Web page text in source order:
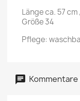
Länge ca. 57
Größe 34
Pflege:
Kommentare